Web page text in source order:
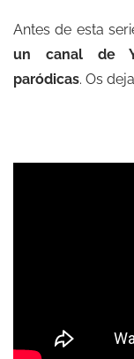
Antes de esta
un canal de
paródicas. Os